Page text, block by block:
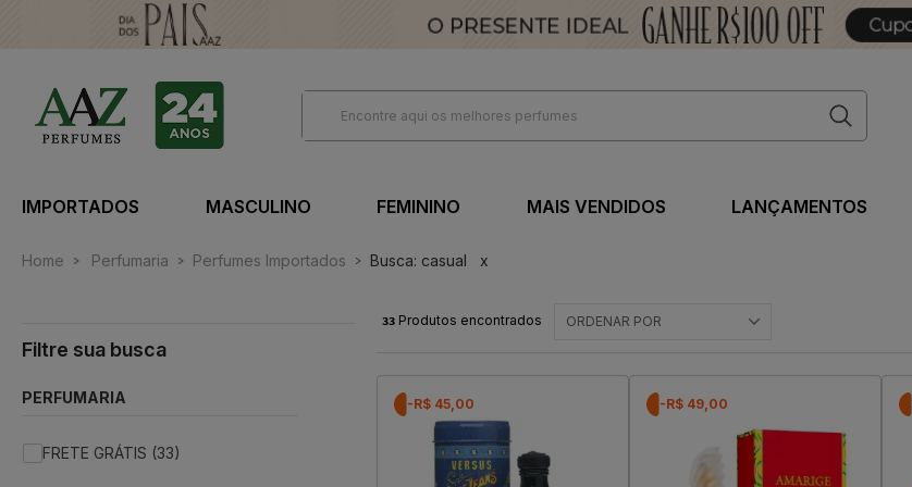
IMPORTADOS MASCULINO FEMININO MAIS VENDIDOS LANÇAMENTOS
Home Perfumaria Perfumes Importados Busca: casual x
PERFUMARIA
FRETE GRÁTIS (33)
ORDENAR POR
33 Produtos encontrados
-R$ 45,00 -R$ 49,00